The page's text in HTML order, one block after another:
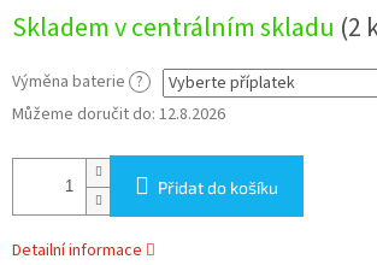
cena:
Skladem v centrálním skladu (2
Výměna baterie ?
Můžeme doručit do: 12.8.2026
Přidat do košíku
Detailní informace